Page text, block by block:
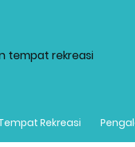
tempat rekreasi
Rekreasi